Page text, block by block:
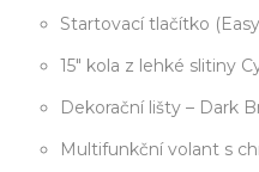
Startovací tlačítko
15" kola z lehké slitiny
Dekorační lišty – Dark
Multifunkční volant s